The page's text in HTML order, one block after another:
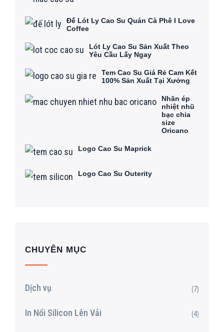
Đế Lót Ly Cao Su Quán Cà Phê I Love
Coffee
Lót Ly Cao Su Sản Xuất Theo
Yêu Cầu Lấy Ngay
Tem Cao Su Giá Rẻ Cam Kết
100% Sản Xuất Tại Xưởng
Nhãn ép
nhiệt nhũ
bạc chia
size
Oricano
Logo Cao Su Maprick
Logo Cao Su Outerity
CHUYÊN MỤC
Dịch vụ (7)
In Nổi Silicon Lên Vải (4)